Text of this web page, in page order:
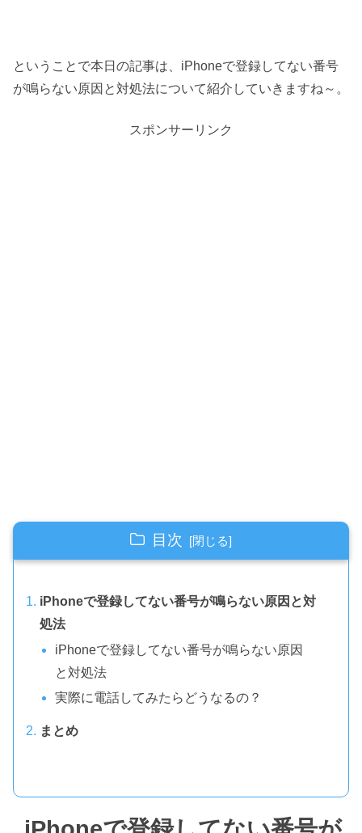
ということで本日の記事は、iPhoneで登録してない番号
が鳴らない原因と対処法について紹介していきますね～。
スポンサーリンク
目次
iPhoneで登録してない番号が鳴らない原因と対
処法
iPhoneで登録してない番号が鳴らない原因
と対処法
実際に電話してみたらどうなるの？
まとめ